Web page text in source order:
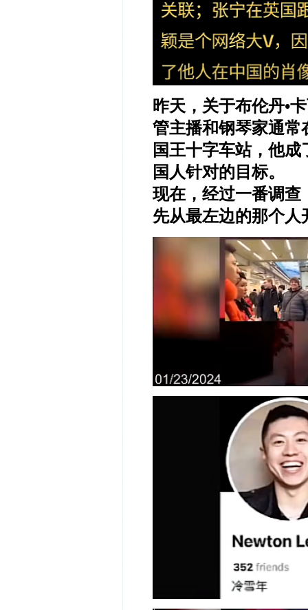
昨天，关于布伦丹•
管主播和钢琴家通常
国王十字车站，他
国人针对的目标。
现在，经过一番调查
先从最左边的那个人